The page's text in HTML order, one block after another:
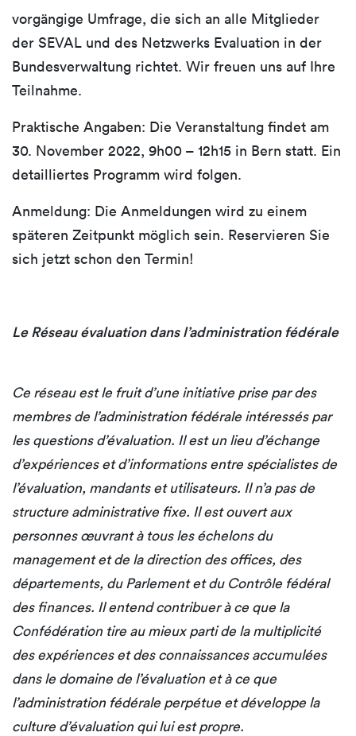
vorgängige Umfrage, die sich an alle Mitglieder
der SEVAL und des Netzwerks Evaluation in der
Bundesverwaltung richtet. Wir freuen uns auf Ihre
Teilnahme.
Praktische Angaben: Die Veranstaltung findet am
30. November 2022, 9h00 – 12h15 in Bern statt. Ein
detailliertes Programm wird folgen.
Anmeldung: Die Anmeldungen wird zu einem
späteren Zeitpunkt möglich sein. Reservieren Sie
sich jetzt schon den Termin!
Le Réseau évaluation dans l’administration fédérale
Ce réseau est le fruit d’une initiative prise par des
membres de l’administration fédérale intéressés par
les questions d’évaluation. Il est un lieu d’échange
d’expériences et d’informations entre spécialistes de
l’évaluation, mandants et utilisateurs. Il n’a pas de
structure administrative fixe. Il est ouvert aux
personnes œuvrant à tous les échelons du
management et de la direction des offices, des
départements, du Parlement et du Contrôle fédéral
des finances. Il entend contribuer à ce que la
Confédération tire au mieux parti de la multiplicité
des expériences et des connaissances accumulées
dans le domaine de l’évaluation et à ce que
l’administration fédérale perpétue et développe la
culture d’évaluation qui lui est propre.